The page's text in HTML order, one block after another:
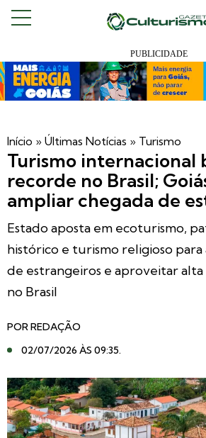
Início » Últimas Notícias » Turismo
Turismo internacional
recorde no Brasil;
ampliar chegada de
Estado aposta em ecoturismo,
histórico e turismo religioso
de estrangeiros e aproveitar
no Brasil
PORREDAÇÃO
02/07/2026 ÀS 09:35.